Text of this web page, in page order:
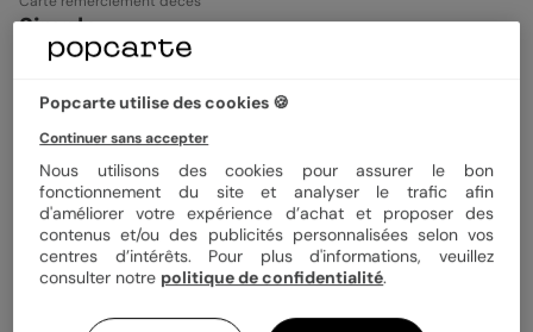
Simple
4.9(19avis)
Format
Papier Papier Satiné
Popcarte utilise des cookies 🍪
Continuer sans accepter
Nous utilisons des cookies pour assurer le bon
fonctionnement du site et analyser le trafic afin
d'améliorer votre expérience d’achat et proposer des
contenus et/ou des publicités personnalisées selon vos
centres d’intérêts. Pour plus d'informations, veuillez
consulter notre politique de confidentialité.